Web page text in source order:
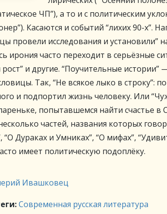
ЧП”), а то и с политическим
Касаются и событий “лихих 90-х”.
провели исследования и установили”
ирония часто переходит в серьёзные
и другие. “Поучительные
Так, “Не всякое лыко в строку”:
и подпортил жизнь человеку. Или
попытавшемся найти счастье в
частей, названия которых
“О Дураках и Умниках”, “О мифах”,
имеет политическую подоплёку.
Ивашковец
Современная русская литература